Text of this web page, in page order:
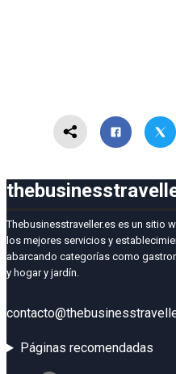
Thebusinesstraveller.es es un sitio
los mejores servicios y
abarcando categorías como
y hogar y jardín.
Páginas recomendadas